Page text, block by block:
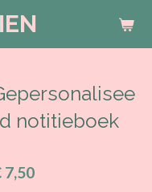
notitieboek
7,50